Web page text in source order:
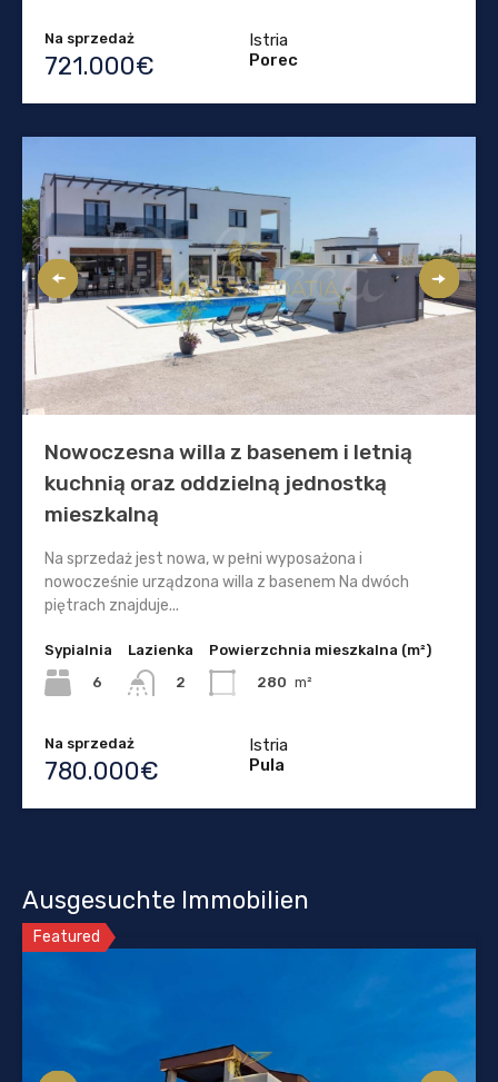
Na sprzedaż
721.000€
Istria
Porec
Nowoczesna willa z basenem i letnią
kuchnią oraz oddzielną jednostką
mieszkalną
Na sprzedaż jest nowa, w pełni wyposażona i
nowocześnie urządzona willa z basenem Na dwóch
piętrach znajduje...
Sypialnia
6
Lazienka
2
Powierzchnia mieszkalna (m²)
280 m²
Na sprzedaż
780.000€
Istria
Pula
Ausgesuchte Immobilien
Featured